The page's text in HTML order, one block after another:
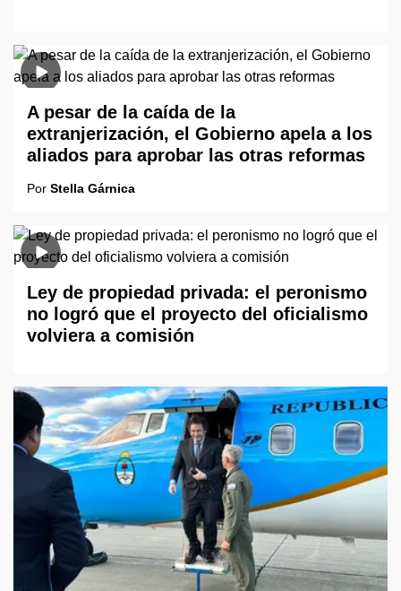
A pesar de la caída de la
extranjerización, el Gobierno apela a los
aliados para aprobar las otras reformas
Por Stella Gárnica
Ley de propiedad privada: el peronismo
no logró que el proyecto del oficialismo
volviera a comisión